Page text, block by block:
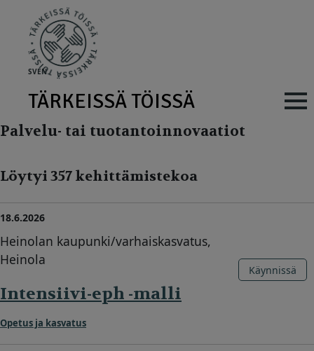
SVEN
TÄRKEISSÄ TÖISSÄ Main
Palvelu- tai tuotantoinnovaatiot
Löytyi 357 kehittämistekoa
18.6.2026
Heinolan kaupunki/varhaiskasvatus,
Heinola
Intensiivi-eph -malli
Opetus ja kasvatus
Käynnissä